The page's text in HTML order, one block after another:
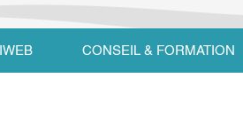
CONSEIL & FORMATION